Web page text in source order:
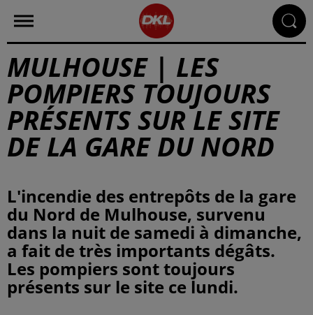
MULHOUSE | LES
POMPIERS TOUJOURS
PRÉSENTS SUR LE SITE
DE LA GARE DU NORD
L'incendie des entrepôts de la gare
du Nord de Mulhouse, survenu
dans la nuit de samedi à dimanche,
a fait de très importants dégâts.
Les pompiers sont toujours
présents sur le site ce lundi.